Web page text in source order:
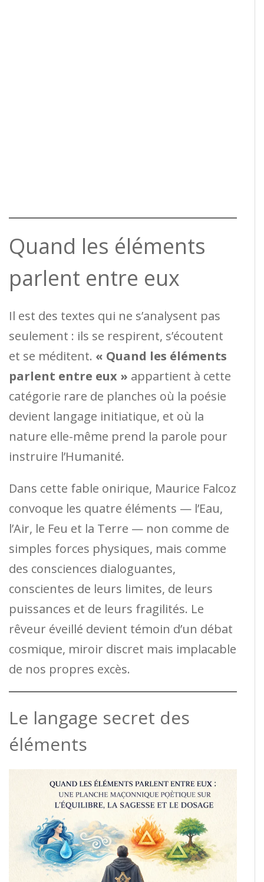
Quand les éléments
parlent entre eux
Il est des textes qui ne s’analysent pas
seulement : ils se respirent, s’écoutent
et se méditent. « Quand les éléments
parlent entre eux » appartient à cette
catégorie rare de planches où la poésie
devient langage initiatique, et où la
nature elle-même prend la parole pour
instruire l’Humanité.
Dans cette fable onirique, Maurice Falcoz
convoque les quatre éléments — l’Eau,
l’Air, le Feu et la Terre — non comme de
simples forces physiques, mais comme
des consciences dialoguantes,
conscientes de leurs limites, de leurs
puissances et de leurs fragilités. Le
rêveur éveillé devient témoin d’un débat
cosmique, miroir discret mais implacable
de nos propres excès.
Le langage secret des
éléments